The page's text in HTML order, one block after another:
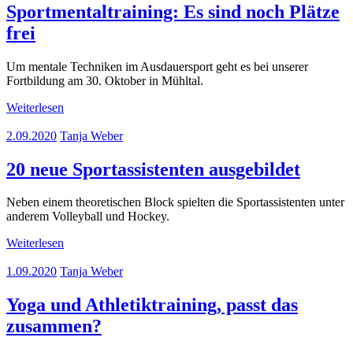
Sportmentaltraining: Es sind noch Plätze
frei
Um mentale Techniken im Ausdauersport geht es bei unserer
Fortbildung am 30. Oktober in Mühltal.
Weiterlesen
2.09.2020 Tanja Weber
20 neue Sportassistenten ausgebildet
Neben einem theoretischen Block spielten die Sportassistenten unter
anderem Volleyball und Hockey.
Weiterlesen
1.09.2020 Tanja Weber
Yoga und Athletiktraining, passt das
zusammen?